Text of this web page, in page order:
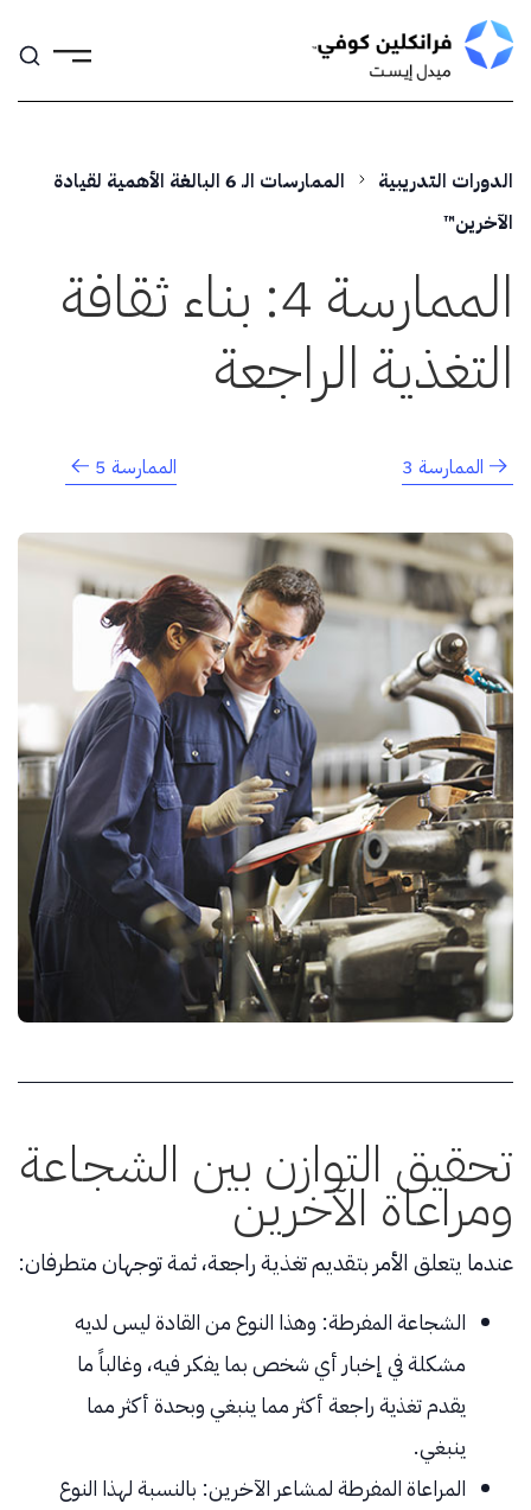
Skip
to
content
الدورات التدريبية
الممارسات الـ 6 البالغة الأهمية لقيادة
الآخرين™
الممارسة 4: بناء ثقافة
التغذية الراجعة
الممارسة 3 الممارسة 5
تحقيق التوازن بين الشجاعة
ومراعاة الآخرين
عندما يتعلق الأمر بتقديم تغذية راجعة، ثمة توجهان متطرفان:
الشجاعة المفرطة: وهذا النوع من القادة ليس لديه
مشكلة في إخبار أي شخص بما يفكر فيه، وغالباً ما
يقدم تغذية راجعة أكثر مما ينبغي وبحدة أكثر مما
ينبغي.
المراعاة المفرطة لمشاعر الآخرين: بالنسبة لهذا النوع